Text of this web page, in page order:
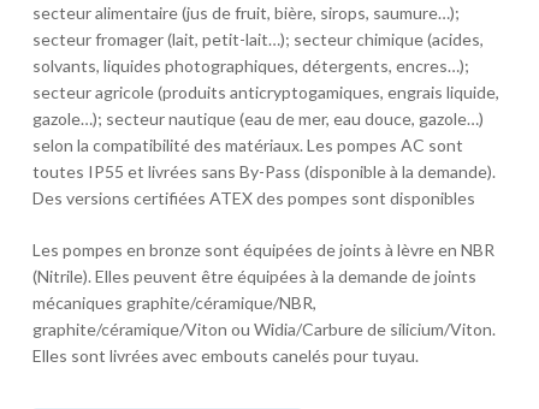
secteur alimentaire (jus de fruit, bière, sirops, saumure…);
secteur fromager (lait, petit-lait…); secteur chimique (acides,
solvants, liquides photographiques, détergents, encres…);
secteur agricole (produits anticryptogamiques, engrais liquide,
gazole…); secteur nautique (eau de mer, eau douce, gazole…)
selon la compatibilité des matériaux. Les pompes AC sont
toutes IP55 et livrées sans By-Pass (disponible à la demande).
Des versions certifiées ATEX des pompes sont disponibles
Les pompes en bronze sont équipées de joints à lèvre en NBR
(Nitrile). Elles peuvent être équipées à la demande de joints
mécaniques graphite/céramique/NBR,
graphite/céramique/Viton ou Widia/Carbure de silicium/Viton.
Elles sont livrées avec embouts canelés pour tuyau.